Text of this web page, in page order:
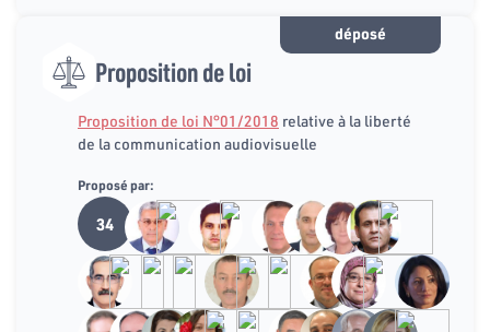
déposé
Proposition de loi
Proposition de loi N°01/2018 relative à la liberté
de la communication audiovisuelle
Proposé par:
34